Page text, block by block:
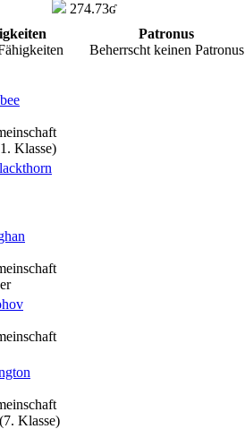
274.73ʛ
Patronus
Beherrscht keinen Patronus
Klasse)
Klasse)